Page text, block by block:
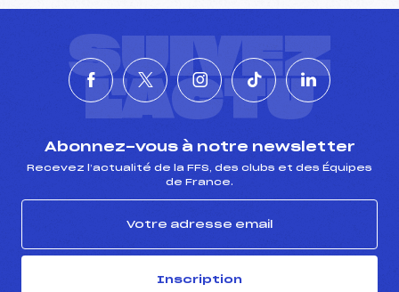
SUIVEZ
L'ACTU
Abonnez-vous à notre newsletter
Recevez l’actualité de la FFS, des clubs et des Équipes
de France.
Inscription